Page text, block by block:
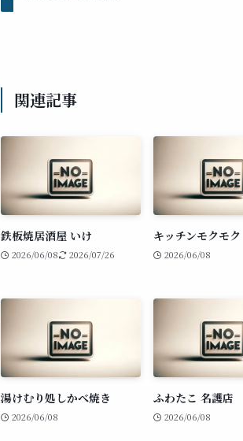
関連記事
鉄板焼居酒屋 いけ
2026/06/08 2026/07/26
キッチンモクモク
2026/06/08
湯けむり処しかべ焼き
2026/06/08
ふわたこ 名護店
2026/06/08